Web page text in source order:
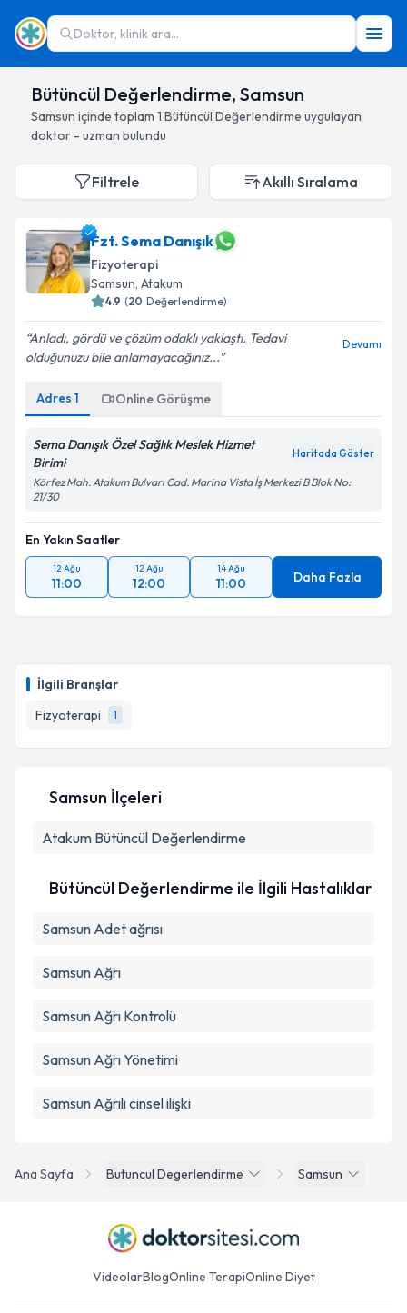
Doktor, klinik ara...
Bütüncül Değerlendirme, Samsun
Samsun içinde toplam 1 Bütüncül Değerlendirme uygulayan
doktor - uzman bulundu
İlgili Branşlar
Fizyoterapi
1
Filtrele Akıllı Sıralama
Fzt. Sema Danışık
Fizyoterapi
Samsun, Atakum
4.9 (20 Değerlendirme)
Anladı, gördü ve çözüm odaklı yaklaştı. Tedavi
olduğunuzu bile anlamayacağınız...
Devamı
Adres 1 Online Görüşme
Sema Danışık Özel Sağlık Meslek Hizmet
Birimi
Haritada Göster
Körfez Mah. Atakum Bulvarı Cad. Marina Vista İş Merkezi B Blok No:
21/30
En Yakın Saatler
12 Ağu
11:00
12 Ağu
12:00
14 Ağu
11:00 Daha Fazla
Ana Sayfa Butuncul Degerlendirme Samsun
Samsun İlçeleri
Atakum Bütüncül Değerlendirme
Bütüncül Değerlendirme ile İlgili Hastalıklar
Samsun Adet ağrısı
Samsun Ağrı
Samsun Ağrı Kontrolü
Samsun Ağrı Yönetimi
Samsun Ağrılı cinsel ilişki
VideolarBlogOnline TerapiOnline Diyet